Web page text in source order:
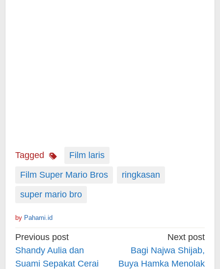
Tagged
Film laris
Film Super Mario Bros
ringkasan
super mario bro
by Pahami.id
Post
navigation
Previous post
Shandy Aulia dan
Suami Sepakat Cerai
Next post
Bagi Najwa Shijab,
Buya Hamka Menolak